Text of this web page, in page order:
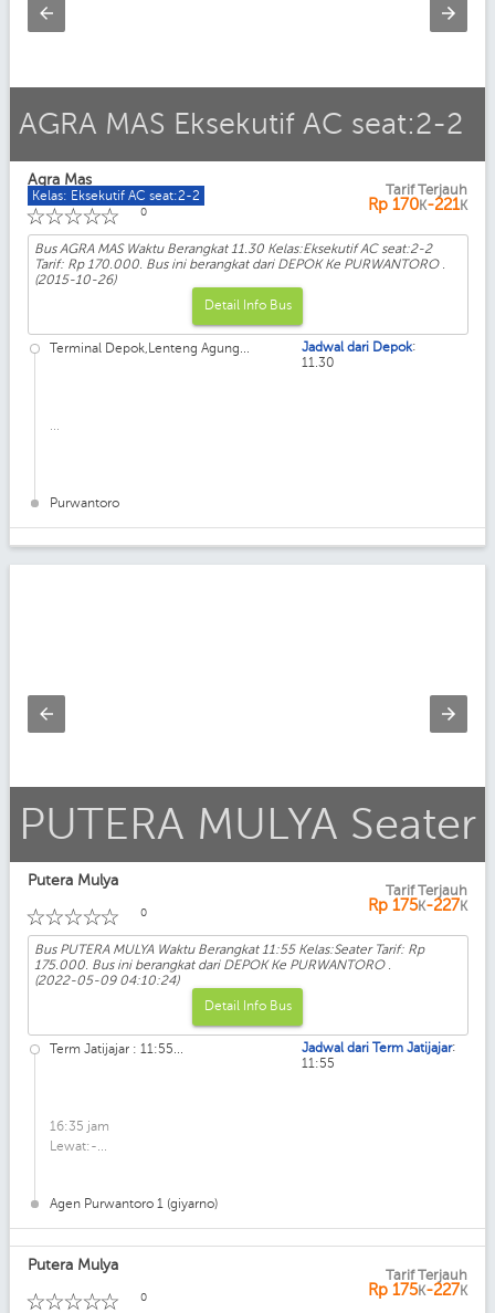
AGRA MAS Eksekutif AC seat:2-2
Agra Mas
Kelas: Eksekutif AC seat:2-2
☆
☆
☆
☆
☆ 0
Tarif Terjauh
Rp 170K-221K
Bus AGRA MAS Waktu Berangkat 11.30 Kelas:Eksekutif AC seat:2-2
Tarif: Rp 170.000. Bus ini berangkat dari DEPOK Ke PURWANTORO .
(2015-10-26)
Detail Info Bus
Terminal Depok,Lenteng Agung...
...
Purwantoro
Jadwal dari Depok:
11.30
PUTERA MULYA Seater
Putera Mulya
☆
☆
☆
☆
☆ 0
Tarif Terjauh
Rp 175K-227K
Bus PUTERA MULYA Waktu Berangkat 11:55 Kelas:Seater Tarif: Rp
175.000. Bus ini berangkat dari DEPOK Ke PURWANTORO .
(2022-05-09 04:10:24)
Detail Info Bus
Term Jatijajar : 11:55...
16:35 jam
Lewat:-...
Agen Purwantoro 1 (giyarno)
Jadwal dari Term Jatijajar:
11:55
Putera Mulya
☆
☆
☆
☆
☆ 0
Tarif Terjauh
Rp 175K-227K